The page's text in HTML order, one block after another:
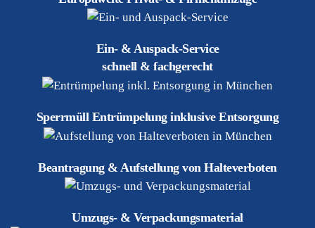
Ein- & Auspack-Service
schnell & fachgerecht
Sperrmüll Entrümpelung inklusive Entsorgung
Beantragung & Aufstellung von Halteverboten
Umzugs- & Verpackungsmaterial